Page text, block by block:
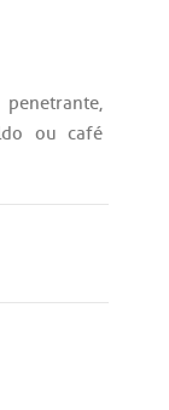
penetrante,
ou café